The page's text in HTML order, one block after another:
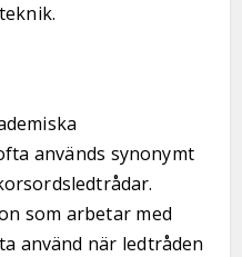
används synonymt
som arbetar med
använd när ledtråden